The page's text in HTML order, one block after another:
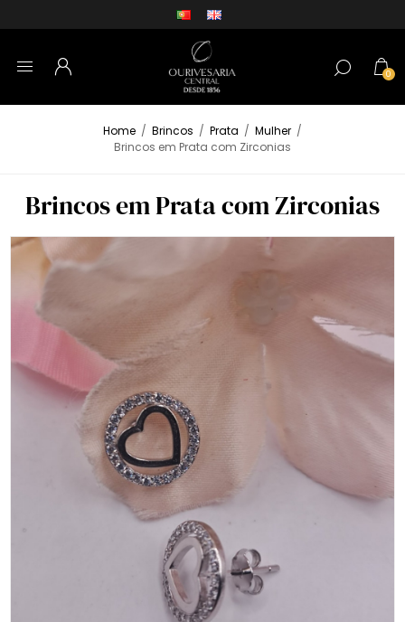
0
Home / Brincos / Prata / Mulher /
Brincos em Prata com Zirconias
Brincos em Prata com Zirconias